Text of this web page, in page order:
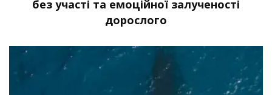
без участі та емоційної залученості
дорослого